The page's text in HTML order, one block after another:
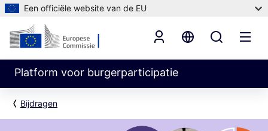
Een officiële website van de EU
Platform voor burgerparticipatie
Bijdragen